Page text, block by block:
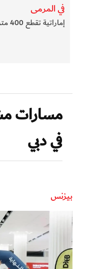
في المرمى
إماراتية تقطع 400 متر بـ57.87 ثانية
مسارات
في دبي
بيزنس